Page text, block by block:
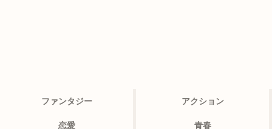
ファンタジー アクション
恋愛 青春